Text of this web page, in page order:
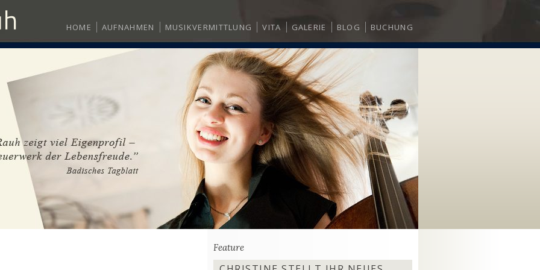
HOME AUFNAHMEN MUSIKVERMITTLUNG VITA GALERIE BLOG BUCHUNG
Feature